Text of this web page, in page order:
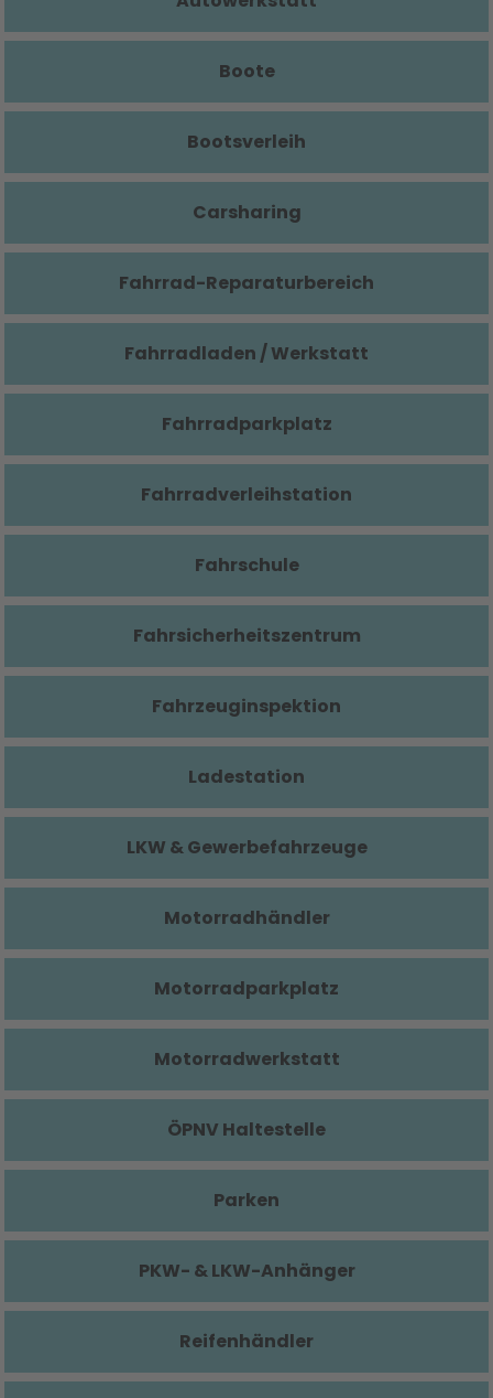
Boote
Bootsverleih
Carsharing
Fahrrad-Reparaturbereich
Fahrradladen / Werkstatt
Fahrradparkplatz
Fahrradverleihstation
Fahrschule
Fahrsicherheitszentrum
Fahrzeuginspektion
Ladestation
LKW & Gewerbefahrzeuge
Motorradhändler
Motorradparkplatz
Motorradwerkstatt
ÖPNV Haltestelle
Parken
PKW- & LKW-Anhänger
Reifenhändler